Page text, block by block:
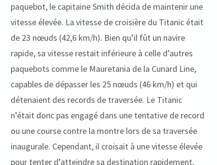
paquebot, le capitaine Smith décida de maintenir une
vitesse élevée. La vitesse de croisière du Titanic était
de 23 nœuds (42,6 km/h). Bien qu’il fût un navire
rapide, sa vitesse restait inférieure à celle d’autres
paquebots comme le Mauretania de la Cunard Line,
capables de dépasser les 25 nœuds (46 km/h) et qui
détenaient des records de traversée. Le Titanic
n’était donc pas engagé dans une tentative de record
ou une course contre la montre lors de sa traversée
inaugurale. Cependant, il croisait à une vitesse élevée
pour tenter d’atteindre sa destination rapidement,